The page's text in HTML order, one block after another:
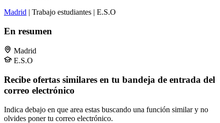
Madrid | Trabajo estudiantes | E.S.O
En resumen
Madrid
E.S.O
Recibe ofertas similares en tu bandeja de entrada del
correo electrónico
Indica debajo en que area estas buscando una función similar y no
olvides poner tu correo electrónico.